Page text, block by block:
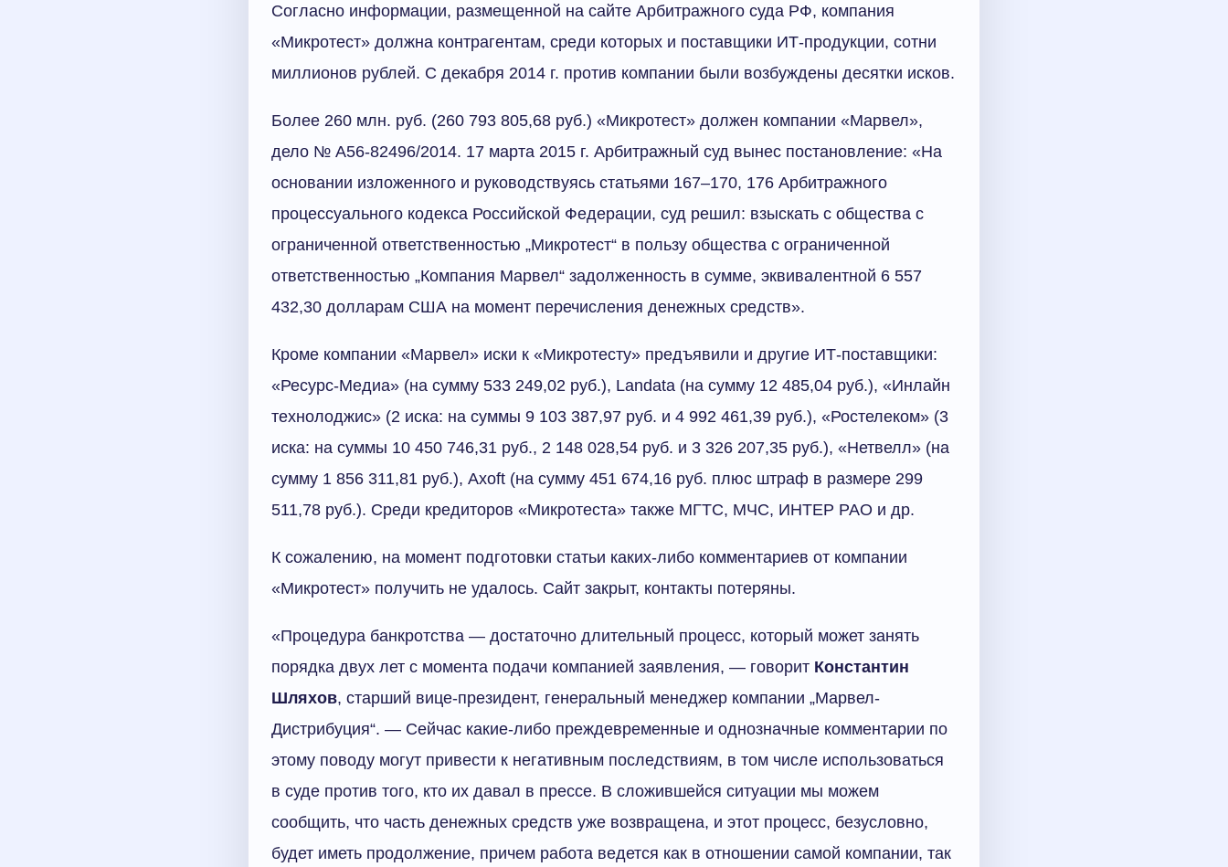
Согласно информации, размещенной на сайте Арбитражного суда РФ, компания
«Микротест» должна контрагентам, среди которых и поставщики ИТ-продукции, сотни
миллионов рублей. С декабря 2014 г. против компании были возбуждены десятки исков.
Более 260 млн. руб. (260 793 805,68 руб.) «Микротест» должен компании «Марвел»,
дело № А56-82496/2014. 17 марта 2015 г. Арбитражный суд вынес постановление: «На
основании изложенного и руководствуясь статьями 167–170, 176 Арбитражного
процессуального кодекса Российской Федерации, суд решил: взыскать с общества с
ограниченной ответственностью „Микротест“ в пользу общества с ограниченной
ответственностью „Компания Марвел“ задолженность в сумме, эквивалентной 6 557
432,30 долларам США на момент перечисления денежных средств».
Кроме компании «Марвел» иски к «Микротесту» предъявили и другие ИТ-поставщики:
«Ресурс-Медиа» (на сумму 533 249,02 руб.), Landata (на сумму 12 485,04 руб.), «Инлайн
технолоджис» (2 иска: на суммы 9 103 387,97 руб. и 4 992 461,39 руб.), «Ростелеком» (3
иска: на суммы 10 450 746,31 руб., 2 148 028,54 руб. и 3 326 207,35 руб.), «Нетвелл» (на
сумму 1 856 311,81 руб.), Axoft (на сумму 451 674,16 руб. плюс штраф в размере 299
511,78 руб.). Среди кредиторов «Микротеста» также МГТС, МЧС, ИНТЕР РАО и др.
К сожалению, на момент подготовки статьи каких-либо комментариев от компании
«Микротест» получить не удалось. Сайт закрыт, контакты потеряны.
«Процедура банкротства — достаточно длительный процесс, который может занять
порядка двух лет с момента подачи компанией заявления, — говорит Константин
Шляхов, старший вице-президент, генеральный менеджер компании „Марвел-
Дистрибуция“. — Сейчас какие-либо преждевременные и однозначные комментарии по
этому поводу могут привести к негативным последствиям, в том числе использоваться
в суде против того, кто их давал в прессе. В сложившейся ситуации мы можем
сообщить, что часть денежных средств уже возвращена, и этот процесс, безусловно,
будет иметь продолжение, причем работа ведется как в отношении самой компании, так